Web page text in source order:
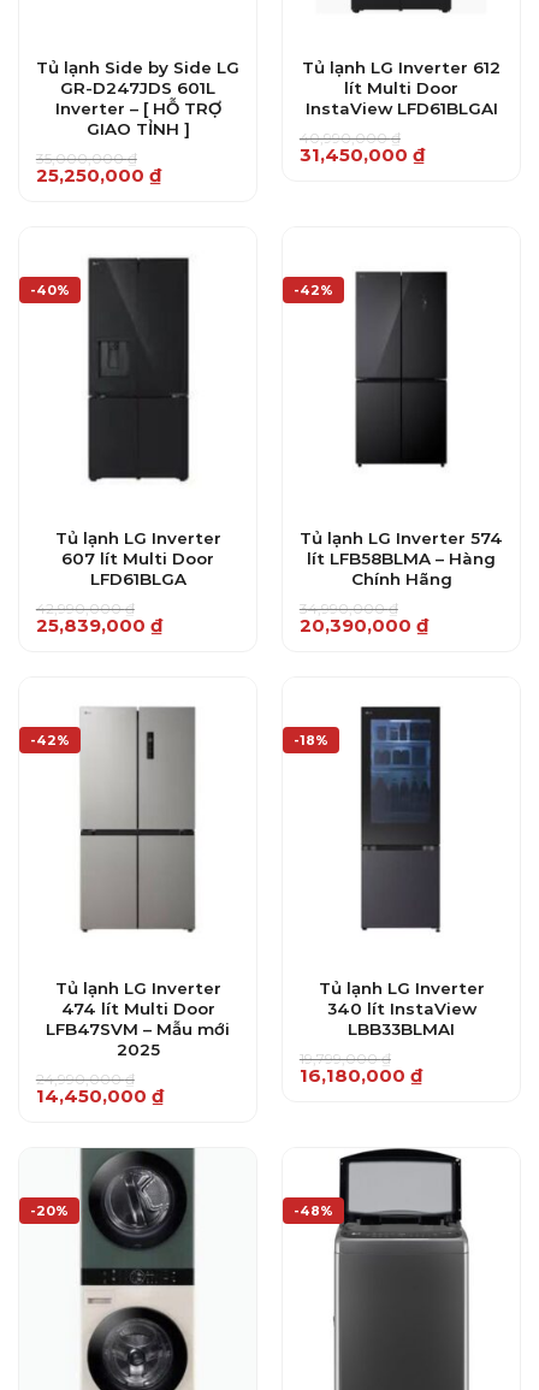
Tủ lạnh Side by Side LG
GR-D247JDS 601L
Inverter – [ HỖ TRỢ
GIAO TỈNH ]
35,000,000₫
Giá
gốc
25,250,000 ₫
Giá
hiện
Tủ lạnh LG Inverter 612
lít Multi Door
InstaView LFD61BLGAI
40,990,000₫
Giá
gốc
31,450,000 ₫
Giá
hiện
-40%
Tủ lạnh LG Inverter
607 lít Multi Door
LFD61BLGA
42,990,000₫
Giá
gốc
25,839,000 ₫
Giá
hiện
-42%
Tủ lạnh LG Inverter 574
lít LFB58BLMA – Hàng
Chính Hãng
34,990,000₫
Giá
gốc
20,390,000 ₫
Giá
hiện
-42%
Tủ lạnh LG Inverter
474 lít Multi Door
LFB47SVM – Mẫu mới
2025
24,990,000₫
Giá
gốc
14,450,000 ₫
Giá
hiện
14,450,000 ₫.
-18%
Tủ lạnh LG Inverter
340 lít InstaView
LBB33BLMAI
19,799,000₫
Giá
gốc
16,180,000 ₫
Giá
hiện
-20% -48%